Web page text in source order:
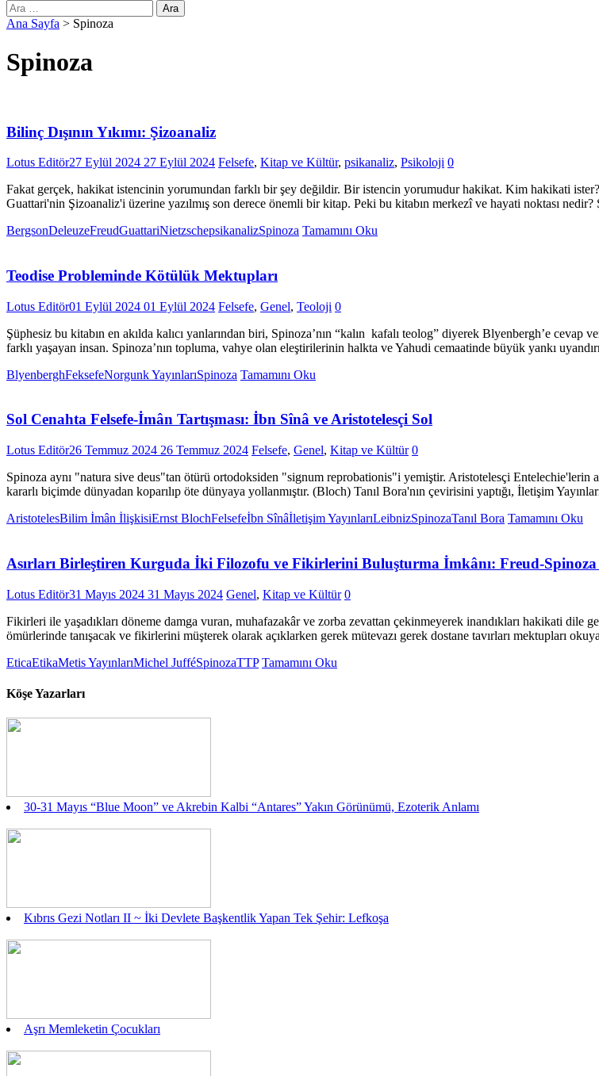
Arama:
Ana Sayfa > Spinoza
Spinoza
Bilinç Dışının Yıkımı: Şizoanaliz
Lotus Editör27 Eylül 2024 27 Eylül 2024 Felsefe, Kitap ve Kültür, psikanaliz, Psikoloji 0
Fakat gerçek, hakikat istencinin yorumundan farklı bir şey değildir. Bir istencin yorumudur hakikat. Kim hakikati
Guattari'nin Şizoanaliz'i üzerine yazılmış son derece önemli bir kitap. Peki bu kitabın merkezî ve hayati noktası
BergsonDeleuzeFreudGuattariNietzschepsikanalizSpinoza Tamamını Oku
Teodise Probleminde Kötülük Mektupları
Lotus Editör01 Eylül 2024 01 Eylül 2024 Felsefe, Genel, Teoloji 0
Şüphesiz bu kitabın en akılda kalıcı yanlarından biri, Spinoza’nın “kalın kafalı teolog” diyerek Blyenbergh’e
farklı yaşayan insan. Spinoza’nın topluma, vahye olan eleştirilerinin halkta ve Yahudi cemaatinde büyük yankı
BlyenberghFeksefeNorgunk YayınlarıSpinoza Tamamını Oku
Sol Cenahta Felsefe-İmân Tartışması: İbn Sînâ ve Aristotelesçi Sol
Lotus Editör26 Temmuz 2024 26 Temmuz 2024 Felsefe, Genel, Kitap ve Kültür 0
Spinoza aynı "natura sive deus"tan ötürü ortodoksiden "signum reprobationis"i yemiştir. Aristotelesçi Entelechie'lerin
kararlı biçimde dünyadan koparılıp öte dünyaya yollanmıştır. (Bloch) Tanıl Bora'nın çevirisini yaptığı, İletişim
AristotelesBilim İmân İlişkisiErnst BlochFelsefeİbn Sînâİletişim YayınlarıLeibnizSpinozaTanıl Bora Tamamını Oku
Asırları Birleştiren Kurguda İki Filozofu ve Fikirlerini Buluşturma İmkânı: Freud-Spinoza
Lotus Editör31 Mayıs 2024 31 Mayıs 2024 Genel, Kitap ve Kültür 0
Fikirleri ile yaşadıkları döneme damga vuran, muhafazakâr ve zorba zevattan çekinmeyerek inandıkları hakikati
ömürlerinde tanışacak ve fikirlerini müşterek olarak açıklarken gerek mütevazı gerek dostane tavırları mektupları
EticaEtikaMetis YayınlarıMichel JufféSpinozaTTP Tamamını Oku
Köşe Yazarları
30-31 Mayıs “Blue Moon” ve Akrebin Kalbi “Antares” Yakın Görünümü, Ezoterik Anlamı
Kıbrıs Gezi Notları II ~ İki Devlete Başkentlik Yapan Tek Şehir: Lefkoşa
Aşrı Memleketin Çocukları